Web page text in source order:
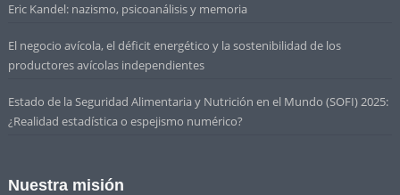
Eric Kandel: nazismo, psicoanálisis y memoria
El negocio avícola, el déficit energético y la sostenibilidad de los
productores avícolas independientes
Estado de la Seguridad Alimentaria y Nutrición en el Mundo (SOFI) 2025:
¿Realidad estadística o espejismo numérico?
Nuestra misión